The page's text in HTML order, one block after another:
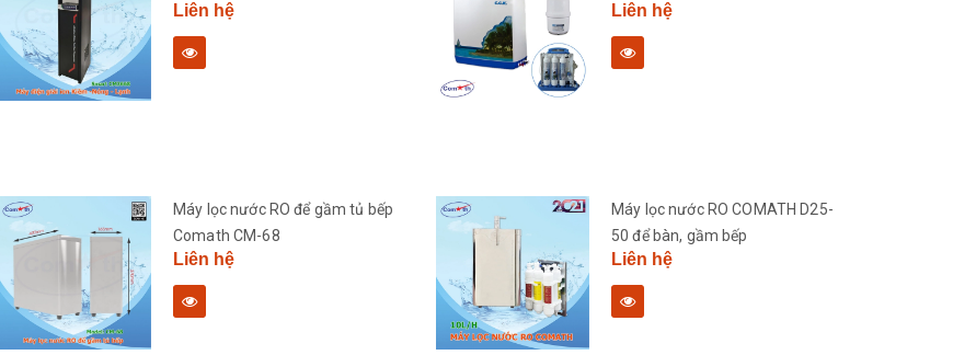
Liên hệ
Máy lọc nước RO để gầm tủ bếp
Comath CM-68
Liên hệ
Liên hệ
Máy lọc nước RO COMATH D25-
50 để bàn, gầm bếp
Liên hệ